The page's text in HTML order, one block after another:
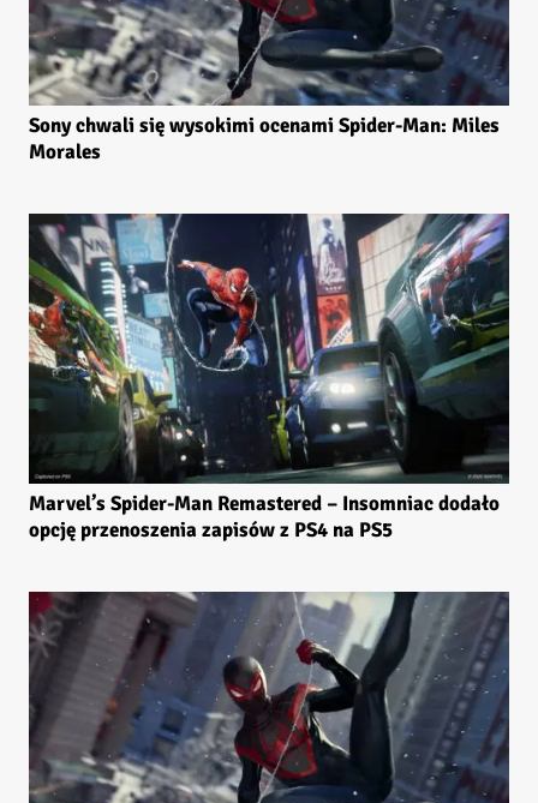
Sony chwali się wysokimi ocenami Spider-Man: Miles
Morales
Marvel’s Spider-Man Remastered – Insomniac dodało
opcję przenoszenia zapisów z PS4 na PS5